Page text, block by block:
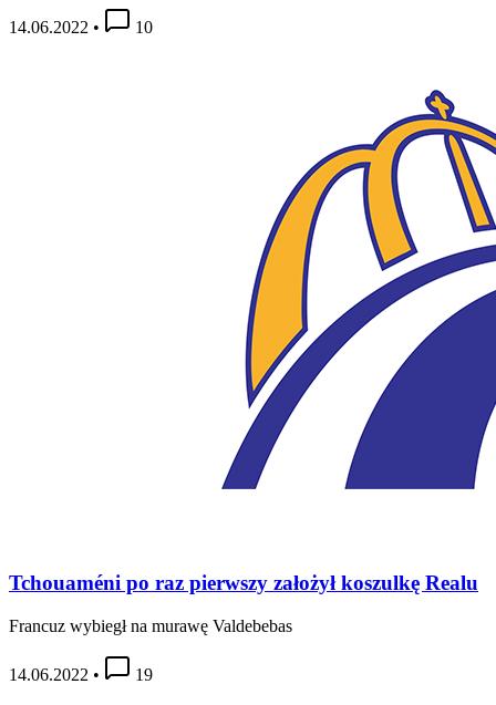
14.06.2022 • 10
Tchouaméni po raz pierwszy założył koszulkę Realu
Francuz wybiegł na murawę Valdebebas
14.06.2022 • 19